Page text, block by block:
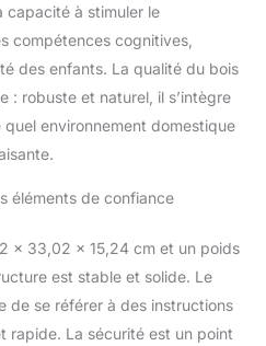
Montessori 5 en 1,
spécialement conçu pour
les plus jeunes de 1 à 3
comprend un triangle
d'escalade, une arche
d'escalade avec coussin
pour les salles de jeux
plus petits un espace
Matériau de qualité
supérieure : cet
ensemble exclusif est
capacité à stimuler le
compétences cognitives,
des enfants. La qualité du bois
: robuste et naturel, il s’intègre
environnement domestique
éléments de confiance
x 33,02 x 15,24 cm et un poids
est stable et solide. Le
de se référer à des instructions
rapide. La sécurité est un point